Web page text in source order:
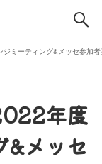
ミーティング&メッセ参加
年度
&メッセ